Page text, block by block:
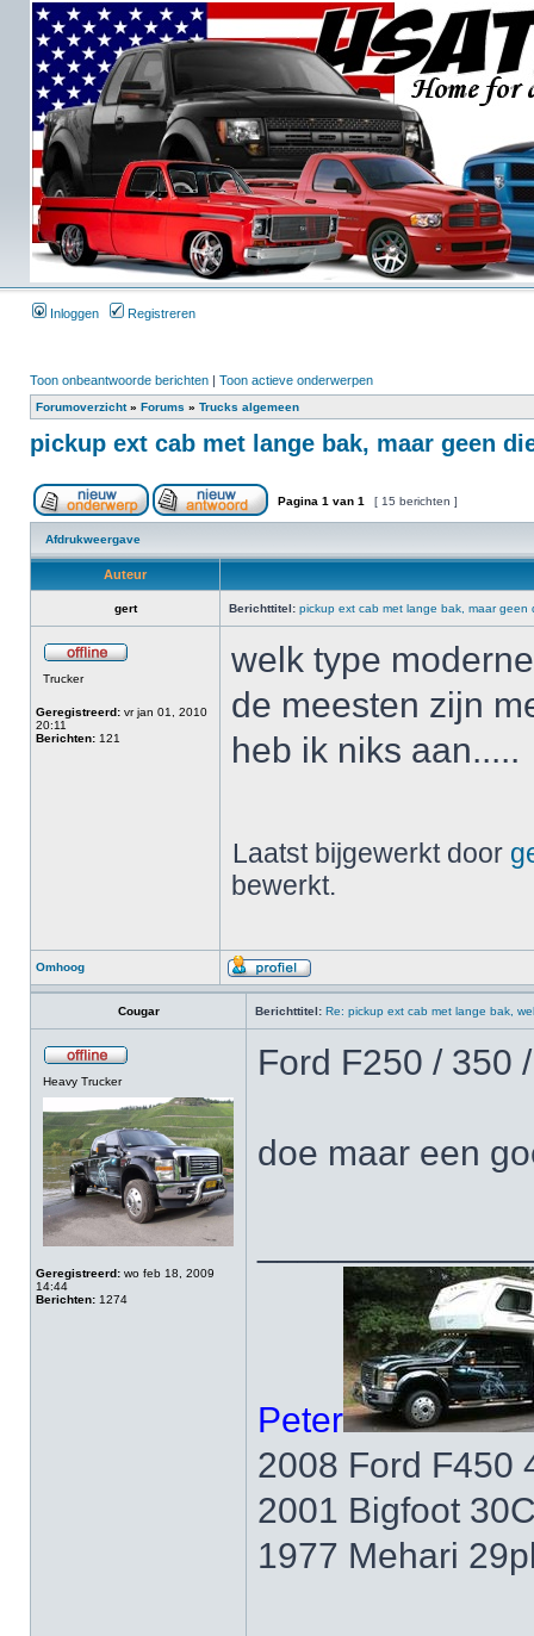
Inloggen Registreren
Toon onbeantwoorde berichten | Toon actieve onderwerpen
Forumoverzicht» Forums » Trucks algemeen
pickup ext cab met lange bak, maar geen
Pagina 1 van 1 [ 15 berichten ]
Afdrukweergave
Auteur
gert Berichttitel: pickup ext cab met lange bak, maar geen
Trucker
Geregistreerd: vr jan 01, 2010
20:11
Berichten: 121
welk type
de meesten zijn
heb ik niks aan.....
Laatst bijgewerkt door
bewerkt.
Omhoog
Cougar Berichttitel: Re: pickup ext cab met lange bak,
Heavy Trucker
Geregistreerd: wo feb 18, 2009
14:44
Berichten: 1274
Ford F250 / 350
doe maar een
Peter
2008 Ford F450
2001 Bigfoot
1977 Mehari